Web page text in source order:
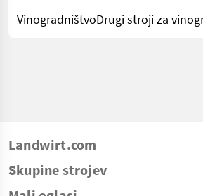
VinogradništvoDrugi stroji za
Landwirt.com
Skupine strojev